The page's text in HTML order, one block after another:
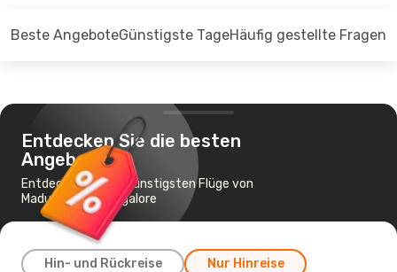
Beste AngeboteGünstigste TageHäufig gestellte Fragen
Entdecken Sie die besten
Angebote
Entdecken Sie die günstigsten Flüge von
Madurai nach Bangalore
Hin- und Rückreise Nur Hinreise